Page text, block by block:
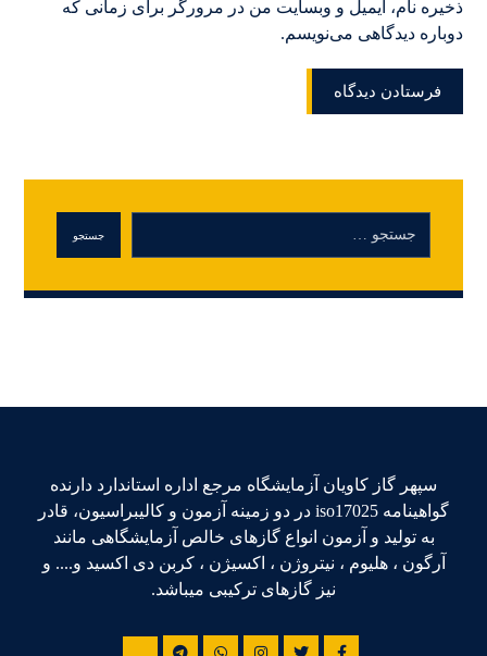
ذخیره نام، ایمیل و وبسایت من در مرورگر برای زمانی که
دوباره دیدگاهی می‌نویسم.
فرستادن دیدگاه
جستجو
سپهر گاز کاویان آزمایشگاه مرجع اداره استاندارد دارنده
گواهینامه iso17025 در دو زمینه آزمون و کالیبراسیون، قادر
به تولید و آزمون انواع گازهای خالص آزمایشگاهی مانند
آرگون ، هلیوم ، نیتروژن ، اکسیژن ، کربن دی اکسید و.... و
نیز گازهای ترکیبی میباشد.